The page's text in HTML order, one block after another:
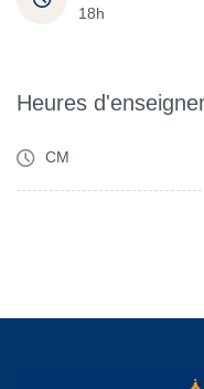
18h
Heures
CM